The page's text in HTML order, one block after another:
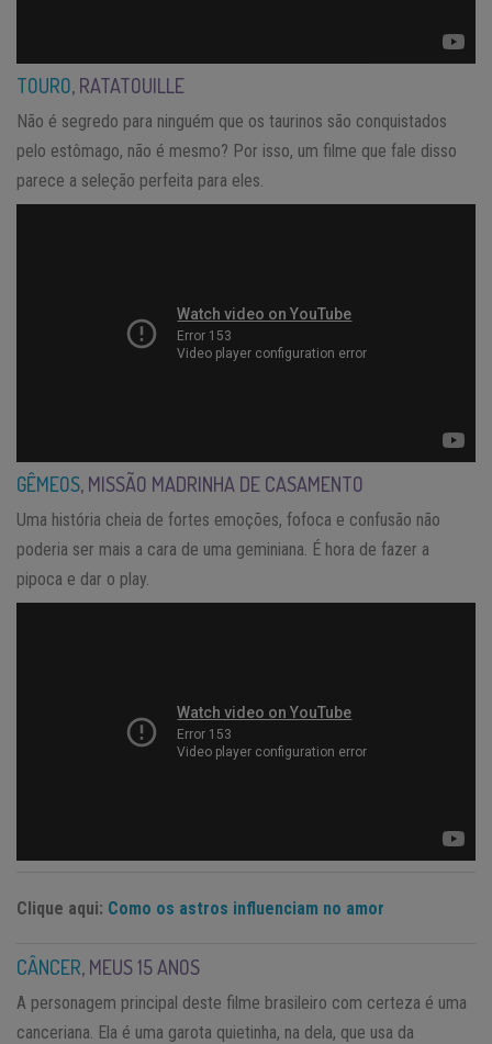
TOURO, RATATOUILLE
Não é segredo para ninguém que os taurinos são conquistados
pelo estômago, não é mesmo? Por isso, um filme que fale disso
parece a seleção perfeita para eles.
GÊMEOS, MISSÃO MADRINHA DE CASAMENTO
Uma história cheia de fortes emoções, fofoca e confusão não
poderia ser mais a cara de uma geminiana. É hora de fazer a
pipoca e dar o play.
Clique aqui: Como os astros influenciam no amor
CÂNCER, MEUS 15 ANOS
A personagem principal deste filme brasileiro com certeza é uma
canceriana. Ela é uma garota quietinha, na dela, que usa da